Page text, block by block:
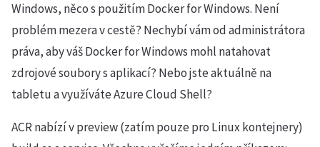
Windows, něco s použitím Docker for Windows. Není
problém mezera v cestě? Nechybí vám od administrátora
práva, aby váš Docker for Windows mohl natahovat
zdrojové soubory s aplikací? Nebo jste aktuálně na
tabletu a využíváte Azure Cloud Shell?
ACR nabízí v preview (zatím pouze pro Linux kontejnery)